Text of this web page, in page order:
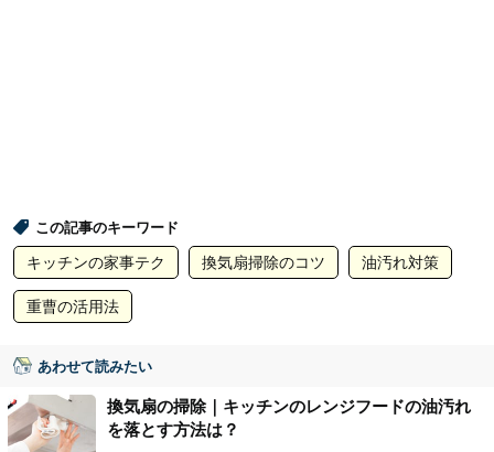
この記事のキーワード
キッチンの家事テク 換気扇掃除のコツ 油汚れ対策
重曹の活用法
あわせて読みたい
換気扇の掃除｜キッチンのレンジフードの油汚れ
を落とす方法は？